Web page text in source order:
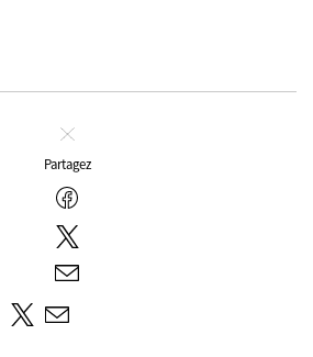
Fermer
Partagez
Facebook
Twitter
E-
mail
Twitter
E-